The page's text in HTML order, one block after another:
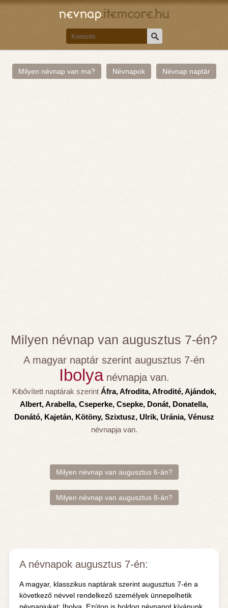
Milyen névnap van ma? Névnapok Névnap naptár
Milyen névnap van augusztus 7-én?
A magyar naptár szerint augusztus 7-én
Ibolyanévnapja van.
Kibővített naptárak szerint Áfra, Afrodita, Afrodité, Ajándok,
Albert, Arabella, Cseperke, Csepke, Donát, Donatella,
Donátó, Kajetán, Kötöny, Szixtusz, Ulrik, Uránia, Vénusz
névnapja van.
Milyen névnap van augusztus 6-án?
Milyen névnap van augusztus 8-án?
A névnapok augusztus 7-én:
A magyar, klasszikus naptárak szerint augusztus 7-én a
következő névvel rendelkező személyek ünnepelhetik